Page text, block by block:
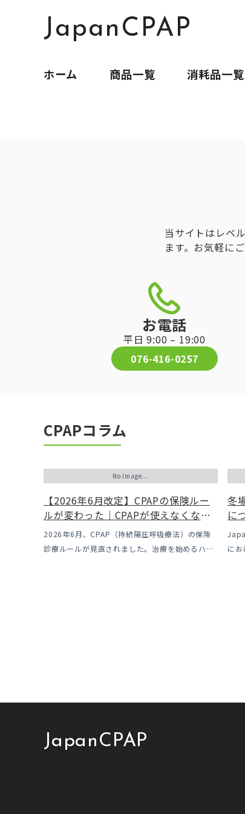
JapanCPAP
ホーム 商品一覧 消耗品一覧
当サイトはレベ
ます。お気軽に
お電話
平日 9:00 – 19:00
076-416-0257
CPAPコラム
No Image...
【2026年6月改定】CPAPの保険ルー
ルが変わった｜CPAPが使えなくなる
かも？変更のメリット・デメリットと
「購入」という選択肢
2026年6月、CPAP（持続陽圧呼吸療法）の保険
診療ルールが見直されました。治療を始めるハー
冬
に
に
JapanCPAP